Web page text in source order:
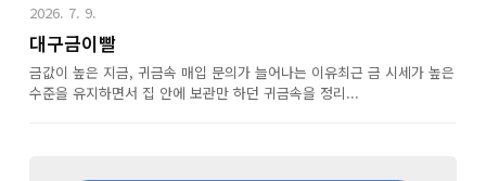
2026. 7. 9.
대구금이빨
금값이 높은 지금, 귀금속 매입 문의가 늘어나는 이유최근 금 시세가 높은
수준을 유지하면서 집 안에 보관만 하던 귀금속을 정리...